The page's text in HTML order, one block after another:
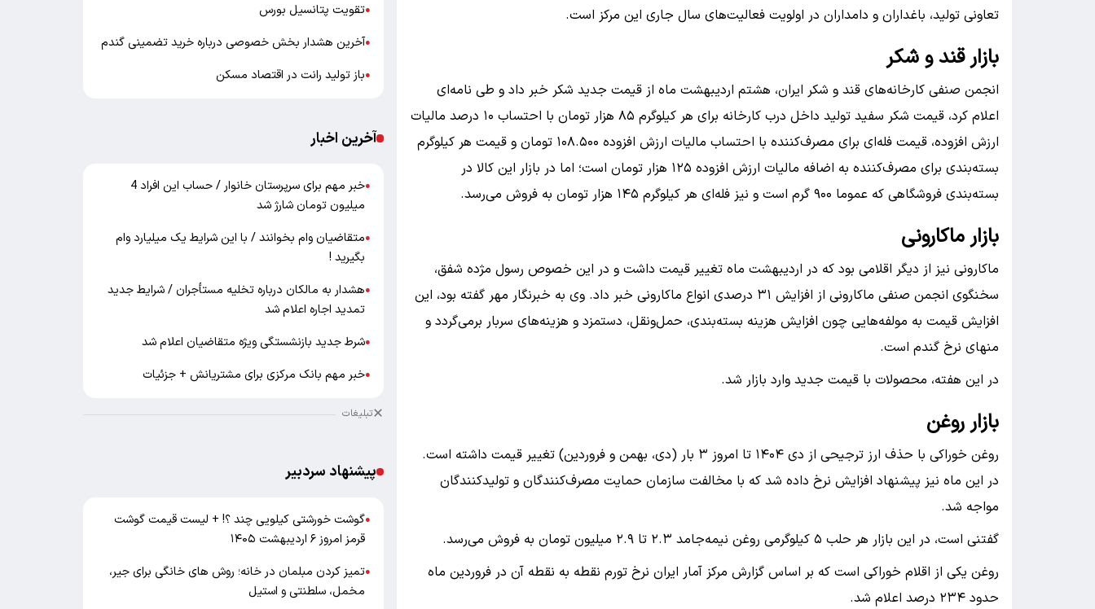
تعاونی تولید، باغداران و دامداران در اولویت فعالیت‌های سال جاری این مرکز است.
بازار قند و شکر
انجمن صنفی کارخانه‌های قند و شکر ایران، هشتم اردیبهشت ماه از قیمت جدید شکر خبر داد و طی نامه‌ای
اعلام کرد، قیمت شکر سفید تولید داخل درب کارخانه برای هر کیلوگرم ۸۵ هزار تومان با احتساب ۱۰ درصد مالیات
ارزش افزوده، قیمت فله‌ای برای مصرف‌کننده با احتساب مالیات ارزش افزوده ۱۰۸.۵۰۰ تومان و قیمت هر کیلوگرم
بسته‌بندی برای مصرف‌کننده به اضافه مالیات ارزش افزوده ۱۲۵ هزار تومان است؛ اما در بازار این کالا در
بسته‌بندی فروشگاهی که عموما ۹۰۰ گرم است و نیز فله‌ای هر کیلوگرم ۱۴۵ هزار تومان به فروش می‌رسد.
بازار ماکارونی
ماکارونی نیز از دیگر اقلامی بود که در اردیبهشت ماه تغییر قیمت داشت و در این خصوص رسول مژده شفق،
سخنگوی انجمن صنفی ماکارونی از افزایش ۳۱ درصدی انواع ماکارونی خبر داد. وی به خبرنگار مهر گفته بود، این
افزایش قیمت به مولفه‌هایی چون افزایش هزینه بسته‌بندی، حمل‌ونقل، دستمزد و هزینه‌های سربار برمی‌گردد و
منهای نرخ گندم است.
در این هفته، محصولات با قیمت جدید وارد بازار شد.
بازار روغن
روغن خوراکی با حذف ارز ترجیحی از دی ۱۴۰۴ تا امروز ۳ بار (دی، بهمن و فروردین) تغییر قیمت داشته است.
در این ماه نیز پیشنهاد افزایش نرخ داده شد که با مخالفت سازمان حمایت مصرف‌کنندگان و تولیدکنندگان
مواجه شد.
گفتنی است، در این بازار هر حلب ۵ کیلوگرمی روغن نیمه‌جامد ۲.۳ تا ۲.۹ میلیون تومان به فروش می‌رسد.
روغن یکی از اقلام خوراکی است که بر اساس گزارش مرکز آمار ایران نرخ تورم نقطه به نقطه آن در فروردین ماه
حدود ۲۳۴ درصد اعلام شد.
●تقویت پتانسیل بورس
●آخرین هشدار بخش خصوصی درباره خرید تضمینی گندم
●باز تولید رانت در اقتصاد مسکن
آخرین اخبار
●
خبر مهم برای سرپرستان خانوار / حساب این افراد 4
میلیون تومان شارژ شد
●متقاضیان وام بخوانند / با این شرایط یک میلیارد وام
بگیرید !
●هشدار به مالکان درباره تخلیه مستأجران / شرایط جدید
تمدید اجاره اعلام شد
●شرط جدید بازنشستگی ویژه متقاضیان اعلام شد
●خبر مهم بانک مرکزی برای مشتریانش + جزئیات
تبلیغات
پیشنهاد سردبیر
●گوشت خورشتی کیلویی چند ؟! + لیست قیمت گوشت
قرمز امروز ۶ اردیبهشت ۱۴۰۵
●تمیز کردن مبلمان در خانه؛ روش های خانگی برای جیر،
مخمل، سلطنتی و استیل